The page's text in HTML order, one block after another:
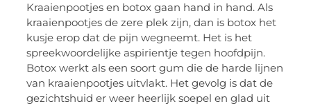
Kraaienpootjes en botox gaan hand in hand. Als
kraaienpootjes de zere plek zijn, dan is botox het
kusje erop dat de pijn wegneemt. Het is het
spreekwoordelijke aspirientje tegen hoofdpijn.
Botox werkt als een soort gum die de harde lijnen
van kraaienpootjes uitvlakt. Het gevolg is dat de
gezichtshuid er weer heerlijk soepel en glad uit